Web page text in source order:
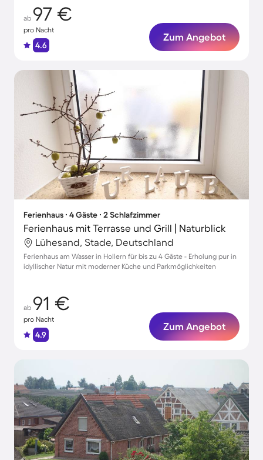
ab 97 €
pro Nacht
4.6
Zum Angebot
Ferienhaus ∙ 4 Gäste ∙ 2 Schlafzimmer
Ferienhaus mit Terrasse und Grill | Naturblick
Lühesand, Stade, Deutschland
Ferienhaus am Wasser in Hollern für bis zu 4 Gäste - Erholung pur in
idyllischer Natur mit moderner Küche und Parkmöglichkeiten
ab 91 €
pro Nacht
4.9
Zum Angebot